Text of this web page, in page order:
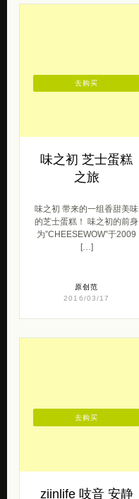
味之初 芝士蛋糕
之旅
味之初 带来的一组香甜美味
的芝士蛋糕！ 味之初的前身
为”CHEESEWOW”于2009
[…]
原创范
2016/03/17
去购买
ziinlife 吱音 安静
去购买